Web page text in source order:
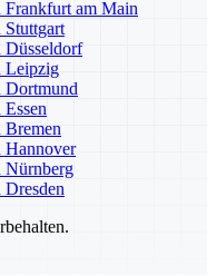
Frankfurt am Main
Stuttgart
Düsseldorf
Leipzig
Dortmund
Bremen
Hannover
Nürnberg